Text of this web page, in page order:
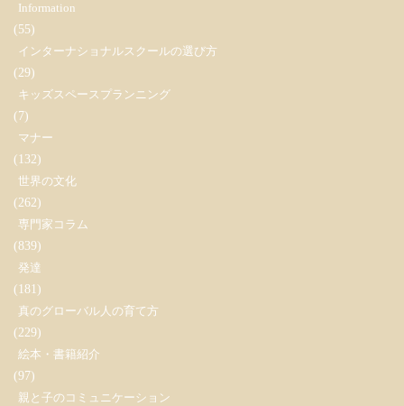
Information
(55)
インターナショナルスクールの選び方
(29)
キッズスペースプランニング
(7)
マナー
(132)
世界の文化
(262)
専門家コラム
(839)
発達
(181)
真のグローバル人の育て方
(229)
絵本・書籍紹介
(97)
親と子のコミュニケーション